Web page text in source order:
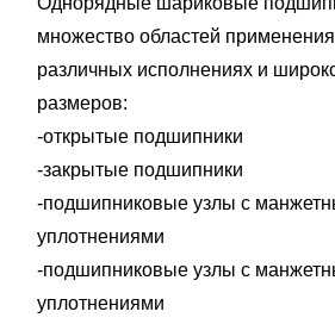
множество областей
различных исполнениях и
размеров:
-открытые подшипники
-закрытые подшипники
-подшипниковые узлы с
уплотнениями
-подшипниковые узлы с
уплотнениями